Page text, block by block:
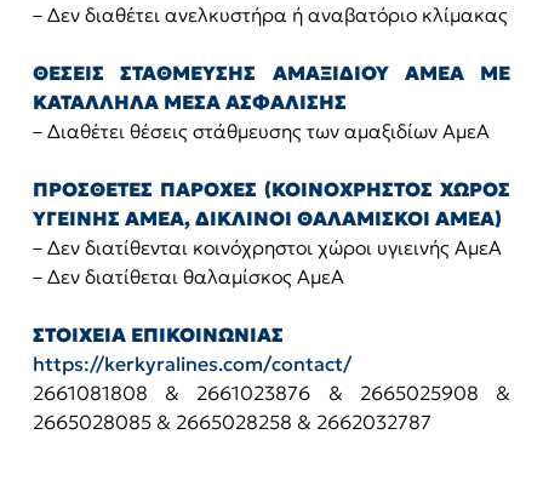
– Δεν διαθέτει ανελκυστήρα ή αναβατόριο κλίμακας
ΘΕΣΕΙΣ ΣΤΑΘΜΕΥΣΗΣ ΑΜΑΞΙΔΙΟΥ ΑΜΕΑ ΜΕ
ΚΑΤΑΛΛΗΛΑ ΜΕΣΑ ΑΣΦΑΛΙΣΗΣ
– Διαθέτει θέσεις στάθμευσης των αμαξιδίων ΑμεΑ
ΠΡΟΣΘΕΤΕΣ ΠΑΡΟΧΕΣ (ΚΟΙΝΟΧΡΗΣΤΟΣ ΧΩΡΟΣ
ΥΓΕΙΝΗΣ ΑΜΕΑ, ΔΙΚΛΙΝΟΙ ΘΑΛΑΜΙΣΚΟΙ ΑΜΕΑ)
– Δεν διατίθενται κοινόχρηστοι χώροι υγιεινής ΑμεΑ
– Δεν διατίθεται θαλαμίσκος ΑμεΑ
ΣΤΟΙΧΕΙΑ ΕΠΙΚΟΙΝΩΝΙΑΣ
https://kerkyralines.com/contact/
2661081808 & 2661023876 & 2665025908 &
2665028085 & 2665028258 & 2662032787